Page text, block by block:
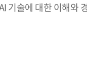
술에 대한 이해